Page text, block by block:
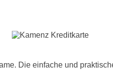
Die einfache und